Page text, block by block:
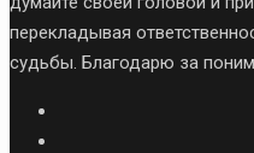
перекладывая
судьбы. Благодарю за